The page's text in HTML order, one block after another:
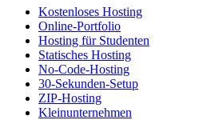
Kostenloses Hosting
Online-Portfolio
Hosting für Studenten
Statisches Hosting
No-Code-Hosting
30-Sekunden-Setup
ZIP-Hosting
Kleinunternehmen